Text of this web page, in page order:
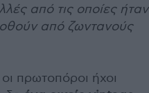
από τις οποίες ήταν
από ζωντανούς
πρωτοπόροι ήχοι